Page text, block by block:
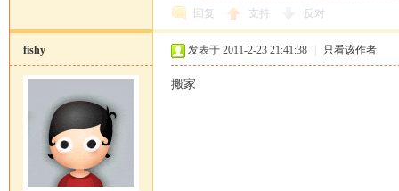
回复 支持 反对
fishy 发表于 2011-2-23 21:41:38 只看该作者
搬家